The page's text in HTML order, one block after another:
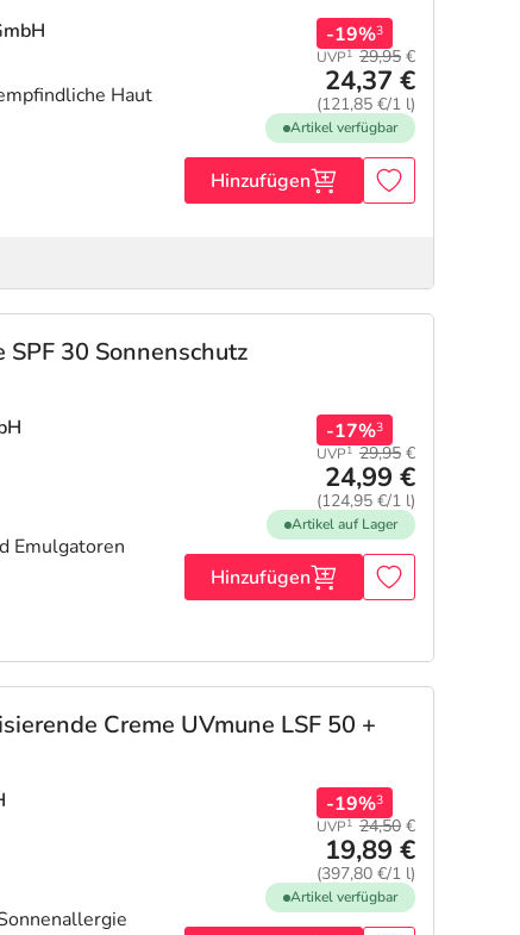
Haut
UVP1 29,95 €
24,37 €
(121,85 €/1 l)
-19%3
Artikel verfügbar
Hinzufügen
30 Sonnenschutz
Emulgatoren
UVP1 29,95 €
24,99 €
(124,95 €/1 l)
-17%3
Artikel auf Lager
Hinzufügen
Creme UVmune LSF 50 +
UVP1 24,50 €
19,89 €
(397,80 €/1 l)
-19%3
Artikel verfügbar